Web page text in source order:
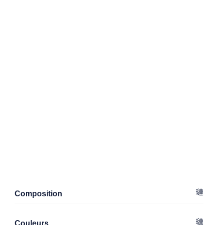
Composition
Couleurs